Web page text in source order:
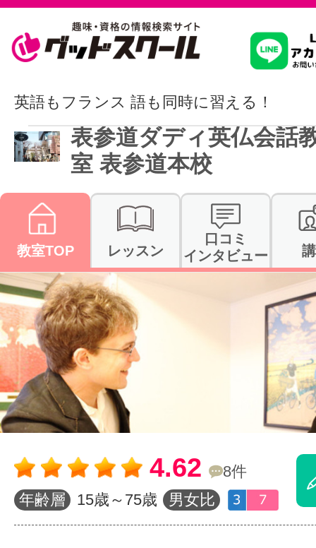
習いたいこ
スクールを
駅・路線か
通信講座を
体験レッス
やりたいこ
特集をみる
英語もフランス 語も同時に習える！
表参道ダディ英仏会話
室 表参道本校
教室TOP レッスン
口コミ
インタビュー
4.62
8件
年齢層
15歳～75歳 男女比